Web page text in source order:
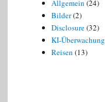
Allgemein (24)
Bilder(2)
Disclosure(32)
KI-Überwachung
Reisen (13)